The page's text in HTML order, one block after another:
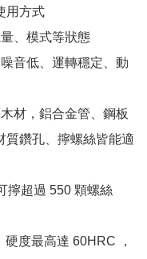
用方式
、模式等狀態
音低、運轉穩定、動
材，鋁合金管、鋼板
質鑽孔、擰螺絲皆能適
擰超過 550 顆螺絲
度最高達 60HRC ，